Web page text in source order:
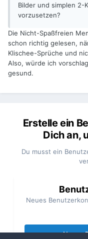
Bilder und simplen 2-
vorzusetzen?
Die Nicht-Spaßfreien
schon richtig gelesen,
Klischee-Sprüche und
Also, würde ich
gesund.
Erstelle ein
Dich an,
Du musst ein
Neues
Neues